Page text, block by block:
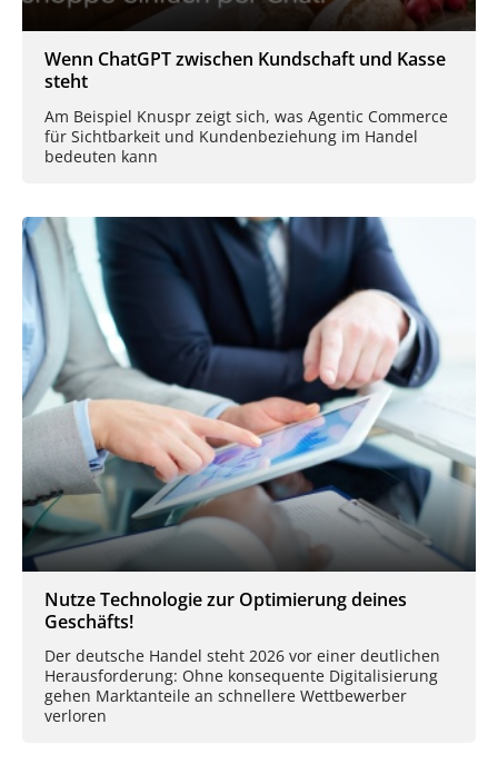
Wenn ChatGPT zwischen Kundschaft und Kasse
steht
Am Beispiel Knuspr zeigt sich, was Agentic Commerce
für Sichtbarkeit und Kundenbeziehung im Handel
bedeuten kann
Nutze Technologie zur Optimierung deines
Geschäfts!
Der deutsche Handel steht 2026 vor einer deutlichen
Herausforderung: Ohne konsequente Digitalisierung
gehen Marktanteile an schnellere Wettbewerber
verloren